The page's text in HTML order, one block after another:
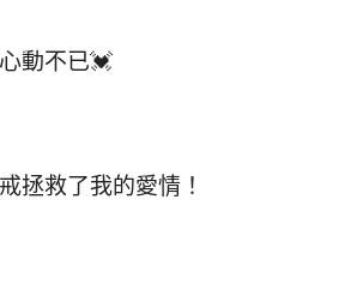
動不已💓
救了我的愛情！